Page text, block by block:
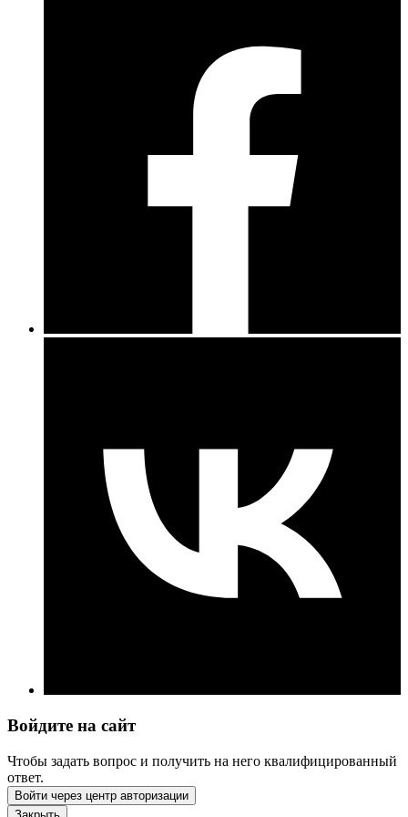
Войдите на сайт
Чтобы задать вопрос и получить на него квалифицированный
ответ.
Войти через центр авторизации